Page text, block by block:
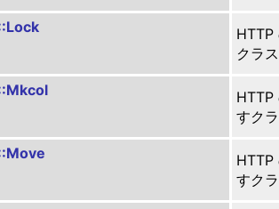
HTTP
クラ
HTTP
すク
HTTP
すク